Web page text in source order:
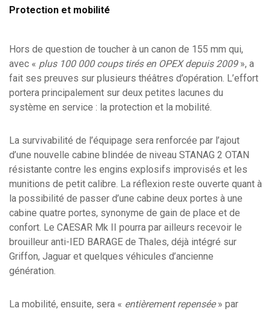
Protection et mobilité
Hors de question de toucher à un canon de 155 mm qui,
avec « plus 100 000 coups tirés en OPEX depuis 2009», a
fait ses preuves sur plusieurs théâtres d’opération. L’effort
portera principalement sur deux petites lacunes du
système en service : la protection et la mobilité.
La survivabilité de l’équipage sera renforcée par l’ajout
d’une nouvelle cabine blindée de niveau STANAG 2 OTAN
résistante contre les engins explosifs improvisés et les
munitions de petit calibre. La réflexion reste ouverte quant à
la possibilité de passer d’une cabine deux portes à une
cabine quatre portes, synonyme de gain de place et de
confort. Le CAESAR Mk II pourra par ailleurs recevoir le
brouilleur anti-IED BARAGE de Thales, déjà intégré sur
Griffon, Jaguar et quelques véhicules d’ancienne
génération.
La mobilité, ensuite, sera « entièrement repensée» par